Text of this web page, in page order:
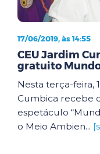
17/06/2019, às 14:55
CEU Jardim
gratuito
Nesta terça-feira,
Cumbica recebe
espetáculo
o Meio Ambien...